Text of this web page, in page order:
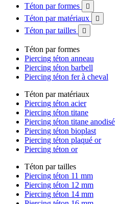
Téton par formes

Téton par matériaux 
Téton par tailles 
Téton par formes
Piercing téton anneau
Piercing téton barbell
Piercing téton fer à cheval
Téton par matériaux
Piercing téton acier
Piercing téton titane
Piercing téton titane anodisé
Piercing téton bioplast
Piercing téton plaqué or
Piercing téton or
Téton par tailles
Piercing téton 11 mm
Piercing téton 12 mm
Piercing téton 14 mm